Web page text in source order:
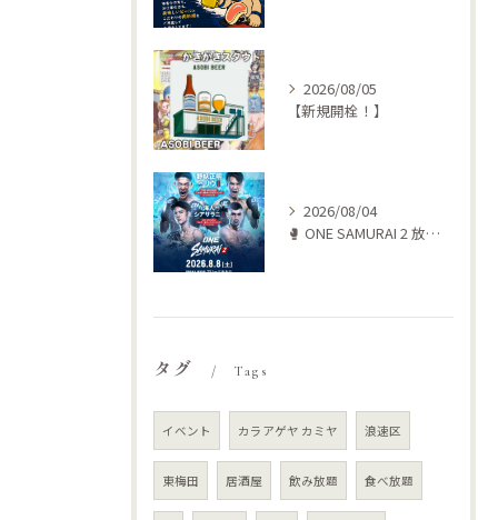
2026/08/05
【新規開栓！】
2026/08/04
🥊 ONE SAMURAI 2 放送します‼️
タグ Tags
イベント カラアゲヤ カミヤ 浪速区
東梅田 居酒屋 飲み放題 食べ放題